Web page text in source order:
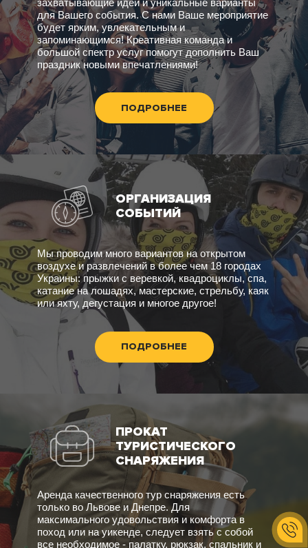
для Вашего события. С нами Ваше мероприятие
будет ярким, увлекательным и
запоминающимся! Креативная команда и
большой спектр услуг помогут дополнить Ваш
праздник новыми впечатлениями!
ПОДРОБНЕЕ
ОРГАНИЗАЦИЯ
СОБЫТИЙ
Мы проводим много вариантов на открытом
воздухе и развлечений в более чем 18 городах
Украины: прыжки с веревкой, квадроциклы, спа,
катание на лошадях, мастерские, стрельбу, каяк
или яхту, дегустация и многое другое!
ПОДРОБНЕЕ
ПРОКАТ
ТУРИСТИЧЕСКОГО
СНАРЯЖЕНИЯ
Аренда качественного тур снаряжения есть
только во Львове и Днепре. Для
максимального удовольствия и комфорта в
поход или на уикенде, следует взять с собой
все необходимое - палатку, рюкзак, спальник и